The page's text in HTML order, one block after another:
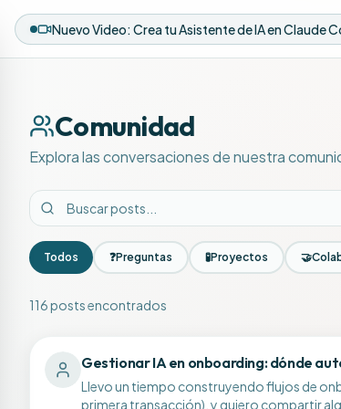
Comunidad
Explora las conversaciones de nuestra
Todos ❓Preguntas 🧪Proyectos 🤝
116posts encontrados
Gestionar IA en onboarding: dónde
Llevo un tiempo construyendo flujos de
primera transacción), y quiero compartir